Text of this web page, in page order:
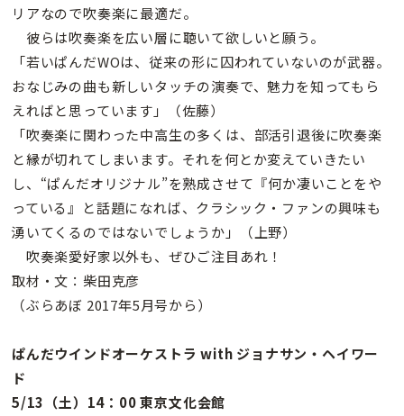
リアなので吹奏楽に最適だ。
彼らは吹奏楽を広い層に聴いて欲しいと願う。
「若いぱんだWOは、従来の形に囚われていないのが武器。
おなじみの曲も新しいタッチの演奏で、魅力を知ってもら
えればと思っています」（佐藤）
「吹奏楽に関わった中高生の多くは、部活引退後に吹奏楽
と縁が切れてしまいます。それを何とか変えていきたい
し、“ぱんだオリジナル”を熟成させて『何か凄いことをや
っている』と話題になれば、クラシック・ファンの興味も
湧いてくるのではないでしょうか」（上野）
吹奏楽愛好家以外も、ぜひご注目あれ！
取材・文：柴田克彦
（ぶらあぼ 2017年5月号から）
ぱんだウインドオーケストラ with ジョナサン・ヘイワー
ド
5/13（土）14：00 東京文化会館